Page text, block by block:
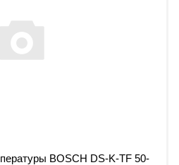
BOSCH DS-K-TF 50-